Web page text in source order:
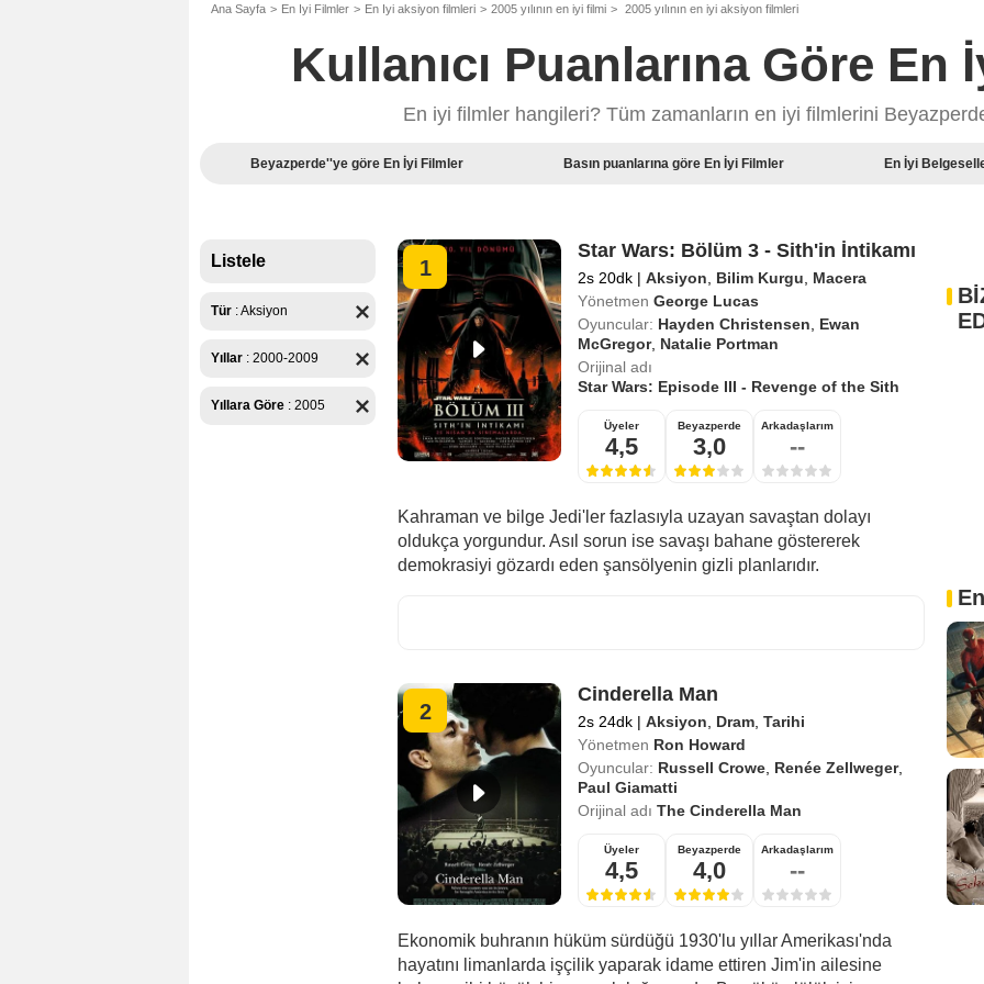
Ana Sayfa En Iyi Filmler En Iyi aksiyon filmleri 2005 yılının en iyi filmi 2005 yılının en iyi aksiyon filmleri
Kullanıcı Puanlarına Göre En
En iyi filmler hangileri? Tüm zamanların en iyi filmlerini
Beyazperde''ye göre En İyi Filmler Basın puanlarına göre En İyi Filmler En İyi
Listele
Tür :Aksiyon
Yıllar : 2000-2009
Yıllara Göre : 2005
1
Star Wars: Bölüm 3 - Sith'in İntikamı
2s 20dk | Aksiyon Bilim Kurgu
Macera
Yönetmen George Lucas
Oyuncular: Hayden Christensen
Ewan
McGregor, Natalie Portman
Orijinal adı
Star Wars: Episode III - Revenge of the Sith
Üyeler
4,5
Beyazperde
3,0
Arkadaşlarım
--
Kahraman ve bilge Jedi'ler fazlasıyla uzayan savaştan dolayı
oldukça yorgundur. Asıl sorun ise savaşı bahane göstererek
demokrasiyi gözardı eden şansölyenin gizli planlarıdır.
2
Cinderella Man
2s 24dk | Aksiyon Dram, Tarihi
Yönetmen Ron Howard
Oyuncular: Russell Crowe, Renée Zellweger,
Paul Giamatti
Orijinal adı The Cinderella Man
Üyeler
4,5
Beyazperde
4,0
Arkadaşlarım
--
Ekonomik buhranın hüküm sürdüğü 1930'lu yıllar Amerikası'nda
hayatını limanlarda işçilik yaparak idame ettiren Jim'in ailesine